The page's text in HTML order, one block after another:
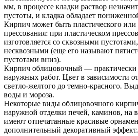
мм, в процессе кладки раствор
пустоты, и кладка обладает
Кирпич может быть пластического или
прессования: при пластическом
изготовляется со сквозными
несквозными (еще его называют
пустотами вниз).
Кирпич облицовочный — практически
наружных работ. Цвет в зависимости
светло-желтого до темно-красного.
воды и мороза.
Некоторые виды облицовочного
наружной отделки печей, каминов, на
имеют отпечатанные красивые
дополнительный декоративный эффект.